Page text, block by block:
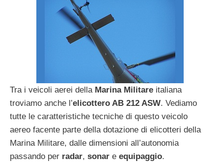
Tra i veicoli aerei della Marina Militare italiana
troviamo anche l’elicottero AB 212 ASW. Vediamo
tutte le caratteristiche tecniche di questo veicolo
aereo facente parte della dotazione di elicotteri della
Marina Militare, dalle dimensioni all’autonomia
passando per radar, sonar e equipaggio.